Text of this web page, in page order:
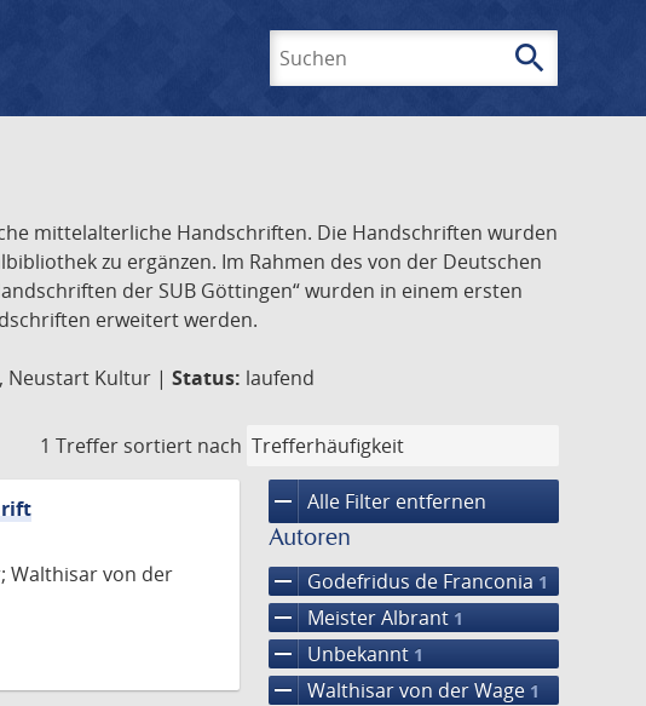
search
mittelalterliche Handschriften. Die Handschriften wurden
zu ergänzen. Im Rahmen des von der Deutschen
der SUB Göttingen“ wurden in einem ersten
erweitert werden.
Neustart Kultur | Status: laufend
1 Treffer sortiert nach
remove Alle Filter entfernen
Autoren
remove Godefridus de Franconia 1
remove Meister Albrant 1
remove Unbekannt 1
remove Walthisar von der Wage 1
Walthisar von der